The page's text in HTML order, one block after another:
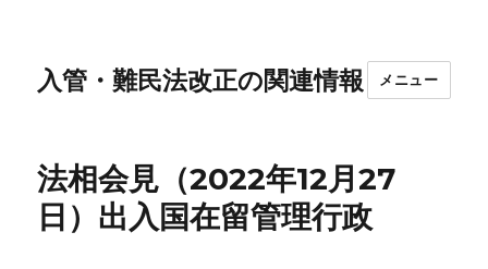
入管・難民法改正の関連情報 メニュー
法相会見（2022年12月27
日）出入国在留管理行政